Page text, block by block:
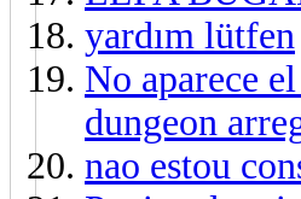
yardım lütfen
No aparece
dungeon
nao estou